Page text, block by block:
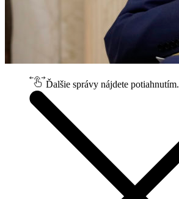
Ďalšie správy nájdete potiahnutím.